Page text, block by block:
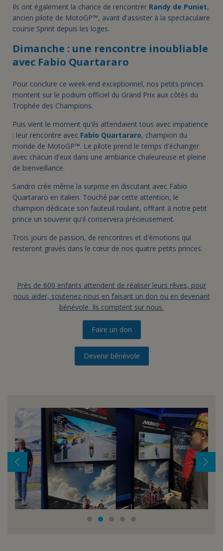
Ils ont également la chance de rencontrer Randy de Puniet,
ancien pilote de MotoGP™, avant d'assister à la spectaculaire
course Sprint depuis les loges.
Dimanche : une rencontre inoubliable
avec Fabio Quartararo
Pour conclure ce week-end exceptionnel, nos petits princes
montent sur le podium officiel du Grand Prix aux côtés du
Trophée des Champions.
Puis vient le moment qu'ils attendaient tous avec impatience
: leur rencontre avec Fabio Quartararo, champion du
monde de MotoGP™. Le pilote prend le temps d'échanger
avec chacun d'eux dans une ambiance chaleureuse et pleine
de bienveillance.
Sandro crée même la surprise en discutant avec Fabio
Quartararo en italien. Touché par cette attention, le
champion dédicace son fauteuil roulant, offrant à notre petit
prince un souvenir qu'il conservera précieusement.
Trois jours de passion, de rencontres et d'émotions qui
resteront gravés dans le cœur de nos quatre petits princes.
Près de 600 enfants attendent de réaliser leurs rêves, pour
nous aider, soutenez-nous en faisant un don ou en devenant
bénévole. Ils comptent sur nous.
Faire un don
Devenir bénévole